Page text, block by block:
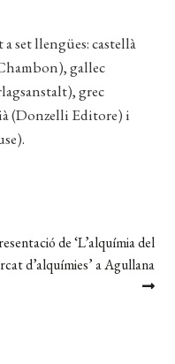
a set llengües: castellà
gallec
grec
(Donzelli Editore) i
de ‘L’alquímia del
d’alquímies’ a Agullana